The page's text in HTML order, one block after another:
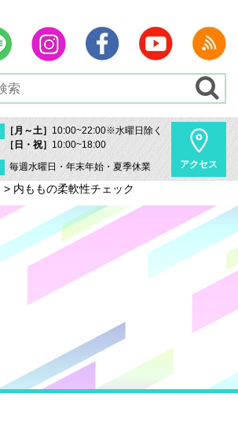
［月～土］ 10:00~22:00※水曜日除く
［日・祝］ 10:00~18:00
毎週水曜日・年末年始・夏季休業 アクセス
> 内ももの柔軟性チェック